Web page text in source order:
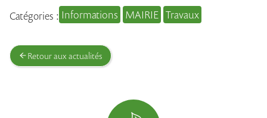
Catégories : Informations MAIRIE Travaux
Retour aux actualités